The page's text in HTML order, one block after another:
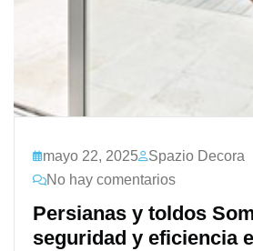
mayo 22, 2025
Spazio Decora
No hay comentarios
Persianas y toldos
seguridad y eficiencia